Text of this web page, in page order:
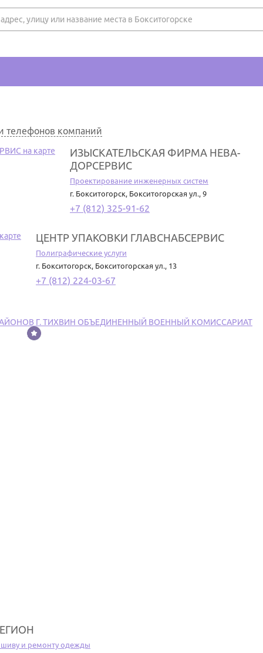
телефонов компаний
ИЗЫСКАТЕЛЬСКАЯ ФИРМА НЕВА-
ДОРСЕРВИС
Проектирование инженерных систем
г. Бокситогорск, Бокситогорская ул., 9
+7 (812) 325-91-62
ЦЕНТР УПАКОВКИ ГЛАВСНАБСЕРВИС
Полиграфические услуги
г. Бокситогорск, Бокситогорская ул., 13
+7 (812) 224-03-67
и ремонту одежды